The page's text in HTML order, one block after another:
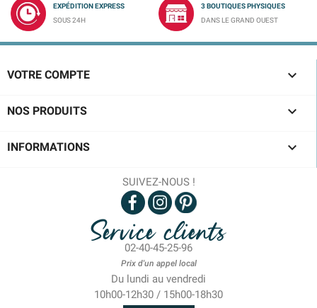
EXPÉDITION EXPRESS
SOUS 24H
3 BOUTIQUES PHYSIQUES
DANS LE GRAND OUEST
VOTRE COMPTE 
NOS PRODUITS 
INFORMATIONS 
SUIVEZ-NOUS !
Service clients
02-40-45-25-96
Prix d'un appel local
Du lundi au vendredi
10h00-12h30 / 15h00-18h30